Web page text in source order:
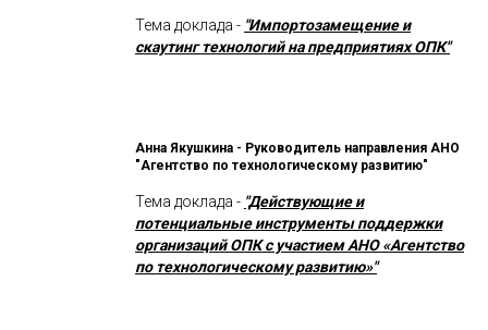
Тема доклада - "Импортозамещение и
скаутинг технологий на предприятиях ОПК"
Анна Якушкина - Руководитель направления АНО
"Агентство по технологическому развитию"
Тема доклада - "Действующие и
потенциальные инструменты поддержки
организаций ОПК с участием АНО «Агентство
по технологическому развитию»"